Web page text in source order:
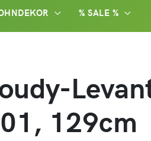
% SALE %
129cm